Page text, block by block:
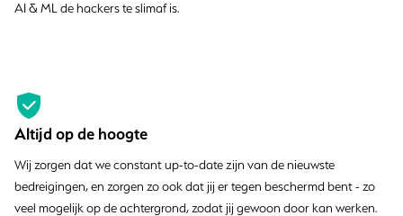
AI & ML de hackers te slimaf is.
Altijd op de hoogte
Wij zorgen dat we constant up-to-date zijn van de nieuwste
bedreigingen, en zorgen zo ook dat jij er tegen beschermd bent - zo
veel mogelijk op de achtergrond, zodat jij gewoon door kan werken.